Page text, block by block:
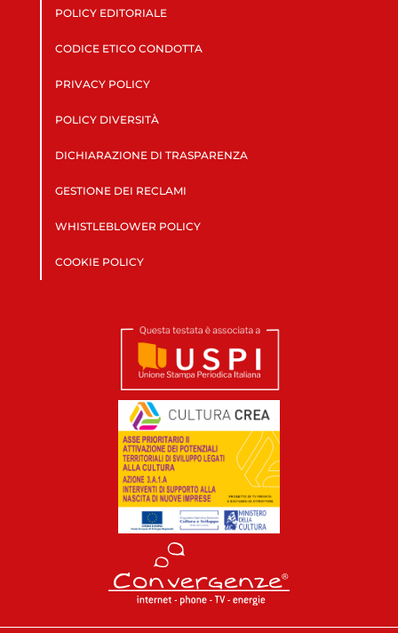
POLICY EDITORIALE
CODICE ETICO CONDOTTA
PRIVACY POLICY
POLICY DIVERSITÀ
DICHIARAZIONE DI TRASPARENZA
GESTIONE DEI RECLAMI
WHISTLEBLOWER POLICY
COOKIE POLICY